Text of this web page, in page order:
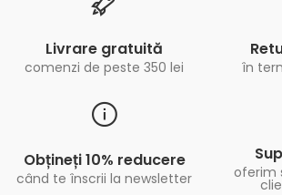
Livrare gratuită
comenzi de peste 350 lei în
Obțineți 10% reducere
când te înscrii la newsletter oferim